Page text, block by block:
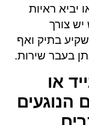
יביא ראיות
צורך
בתיק ואף
בעבר שירות.
או
הנוגעים